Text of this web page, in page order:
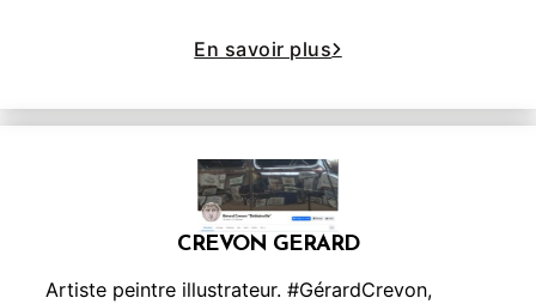
En savoir plus
CREVON GERARD
Artiste peintre illustrateur. #GérardCrevon,